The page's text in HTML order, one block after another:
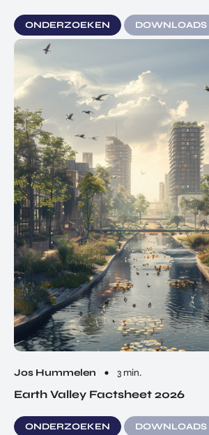
ONDERZOEKEN DOWNLOADS
Jos Hummelen 3 min.
Earth Valley Factsheet 2026
ONDERZOEKEN DOWNLOADS